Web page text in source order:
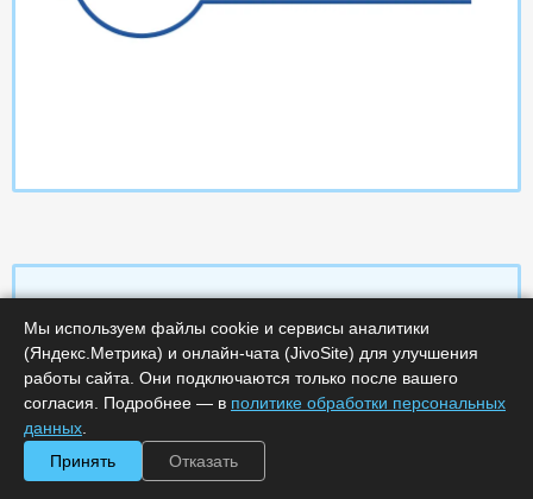
Характеристики
Срок поставки, дней :14
Код :
0000-358187
Обработка заказа :
Мы используем файлы cookie и сервисы аналитики
(Яндекс.Метрика) и онлайн-чата (JivoSite) для улучшения
работы сайта. Они подключаются только после вашего
согласия. Подробнее — в политике обработки персональных
данных
Принять
Отказать